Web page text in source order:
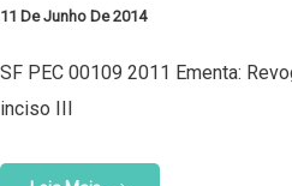
11 De Junho De 2014
SF PEC 00109 2011 Ementa:
inciso III